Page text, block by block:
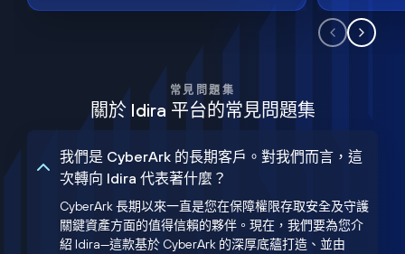
常見問題集
關於 Idira 平台的常見問題集
我們是 CyberArk 的長期客戶。對我們而言，這
次轉向 Idira 代表著什麼？
CyberArk 長期以來一直是您在保障權限存取安全及守護
關鍵資產方面的值得信賴的夥伴。現在，我們要為您介
紹 Idira—這款基於 CyberArk 的深厚底蘊打造、並由